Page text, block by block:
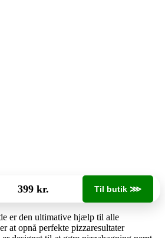
399 kr. Til butik ⋙
er den ultimative hjælp til alle
at opnå perfekte pizzaresultater